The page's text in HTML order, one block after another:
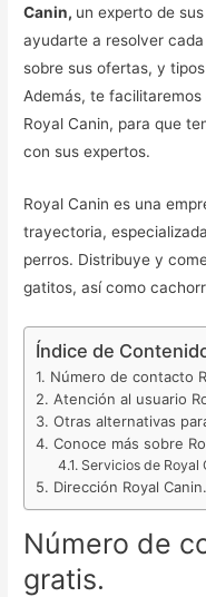
Canin, un experto de
ayudarte a resolver
sobre sus ofertas, y
Además, te
Royal Canin, para que
con sus expertos.
Royal Canin es una
trayectoria,
perros. Distribuye y
gatitos, así como
Índice de
Número de contacto
Atención al usuario
Otras alternativas
Conoce más sobre
Servicios de Royal
Dirección Royal Canin.
Número de
gratis.